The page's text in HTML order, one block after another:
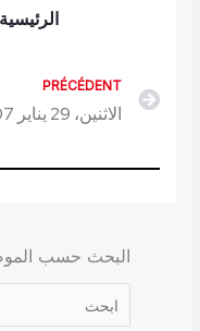
الرئيسية
Prev
PRÉCÉDENT
الاثنين، 29 يناير 2007
البحث حسب